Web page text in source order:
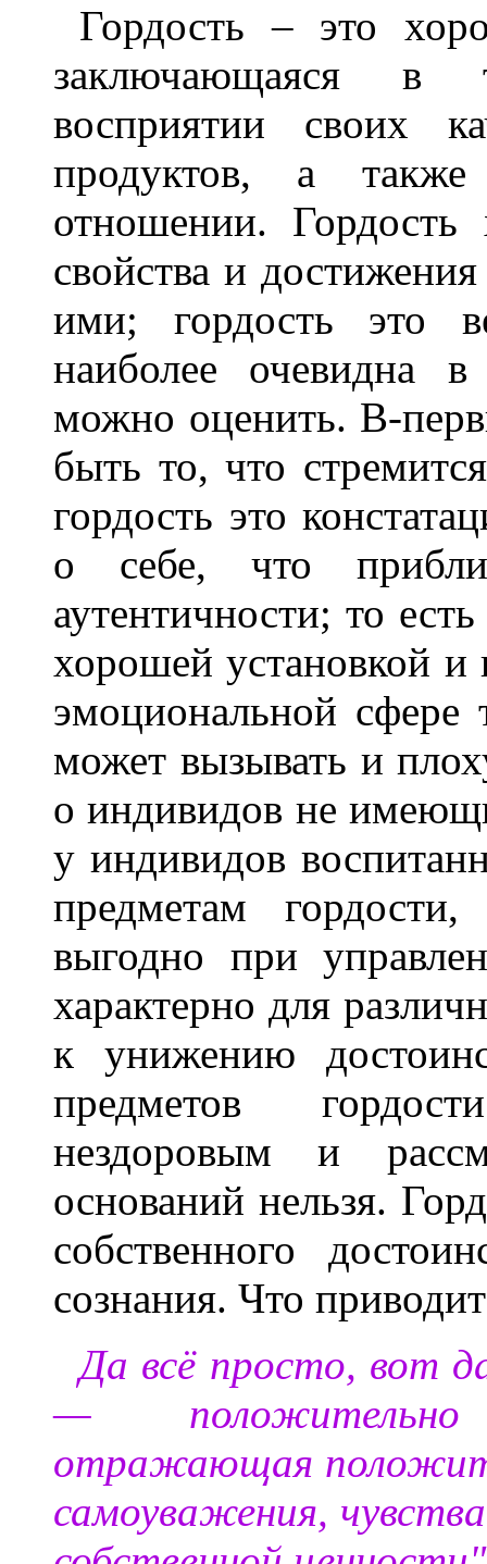
Гордость – это
заключающаяся в
восприятии своих
продуктов, а
отношении. Гордость
свойства и
ими; гордость это
наиболее очевидна
можно оценить. В-
быть то, что
гордость это
о себе, что
аутентичности; то
хорошей установкой и
эмоциональной сфере
может вызывать и
о индивидов не
у индивидов
предметам
выгодно при
характерно для
к унижению
предметов
нездоровым и
оснований нельзя.
собственного
сознания. Что
Да всё просто, вот
—
отражающая
самоуважения,